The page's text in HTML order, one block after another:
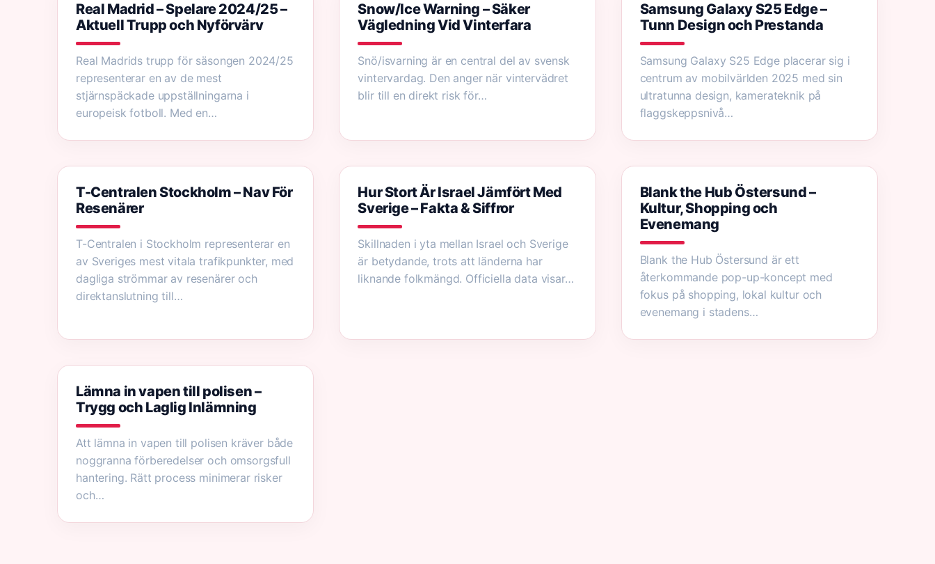
Real Madrid – Spelare 2024/25 –
Aktuell Trupp och Nyförvärv
Real Madrids trupp för säsongen 2024/25
representerar en av de mest
stjärnspäckade uppställningarna i
europeisk fotboll. Med en…
Snow/Ice Warning – Säker
Vägledning Vid Vinterfara
Snö/isvarning är en central del av svensk
vintervardag. Den anger när vintervädret
blir till en direkt risk för…
Samsung Galaxy S25 Edge –
Tunn Design och Prestanda
Samsung Galaxy S25 Edge placerar sig i
centrum av mobilvärlden 2025 med sin
ultratunna design, kamerateknik på
flaggskeppsnivå…
T-Centralen Stockholm – Nav För
Resenärer
T-Centralen i Stockholm representerar en
av Sveriges mest vitala trafikpunkter, med
dagliga strömmar av resenärer och
direktanslutning till…
Hur Stort Är Israel Jämfört Med
Sverige – Fakta & Siffror
Skillnaden i yta mellan Israel och Sverige
är betydande, trots att länderna har
liknande folkmängd. Officiella data visar…
Blank the Hub Östersund –
Kultur, Shopping och
Evenemang
Blank the Hub Östersund är ett
återkommande pop-up-koncept med
fokus på shopping, lokal kultur och
evenemang i stadens…
Lämna in vapen till polisen –
Trygg och Laglig Inlämning
Att lämna in vapen till polisen kräver både
noggranna förberedelser och omsorgsfull
hantering. Rätt process minimerar risker
och…